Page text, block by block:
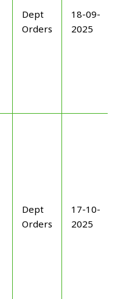
Dept
Orders
18-09-
2025
Dept
Orders
17-10-
2025